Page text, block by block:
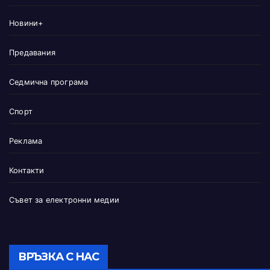
Новини+
Предавания
Седмична програма
Спорт
Реклама
Контакти
Съвет за електронни медии
ВРЪЗКА С НАС